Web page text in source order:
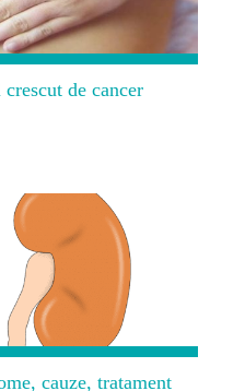
de cancer
cauze, tratament